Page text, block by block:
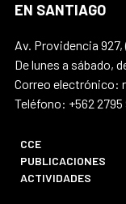
EN SANTIAGO
Av. Providencia
De lunes a sábado,
Correo electrónico:
Teléfono: +562 2795
CCE
PUBLICACIONES
ACTIVIDADES